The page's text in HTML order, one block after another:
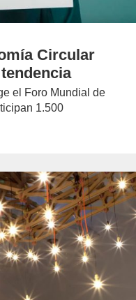
Circular
el Foro Mundial de
1.500